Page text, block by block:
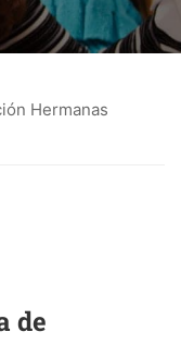
Hermanas
de